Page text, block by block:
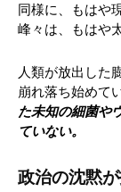
同様に、もはや
峰々は、もはや
人類が放出した
崩れ落ち始めて
た未知の細菌や
ていない。
政治の沈黙